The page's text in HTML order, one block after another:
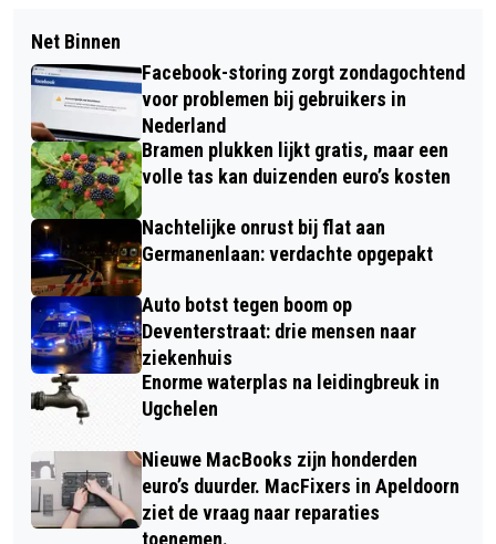
Net Binnen
Facebook-storing zorgt zondagochtend
voor problemen bij gebruikers in
Nederland
Bramen plukken lijkt gratis, maar een
volle tas kan duizenden euro’s kosten
Nachtelijke onrust bij flat aan
Germanenlaan: verdachte opgepakt
Auto botst tegen boom op
Deventerstraat: drie mensen naar
ziekenhuis
Enorme waterplas na leidingbreuk in
Ugchelen
Nieuwe MacBooks zijn honderden
euro’s duurder. MacFixers in Apeldoorn
ziet de vraag naar reparaties
toenemen.